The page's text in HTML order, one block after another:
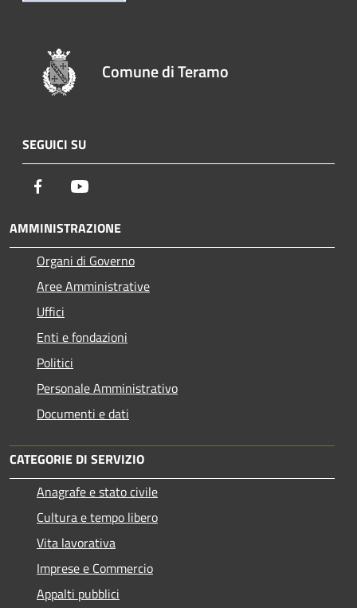
Comune di Teramo
SEGUICI SU
Facebook
AMMINISTRAZIONE
Organi di Governo
Aree Amministrative
Uffici
Enti e fondazioni
Politici
Personale Amministrativo
Documenti e dati
CATEGORIE DI SERVIZIO
Anagrafe e stato civile
Cultura e tempo libero
Vita lavorativa
Imprese e Commercio
Appalti pubblici